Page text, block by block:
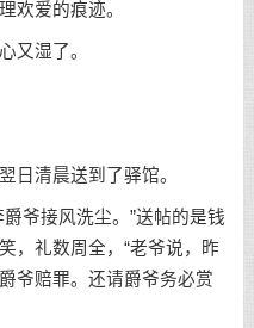
欢爱的痕迹。
湿了。
清晨送到了驿馆。
爷接风洗尘。”送帖的是钱
，礼数周全，“老爷说，昨
爷赔罪。还请爵爷务必赏